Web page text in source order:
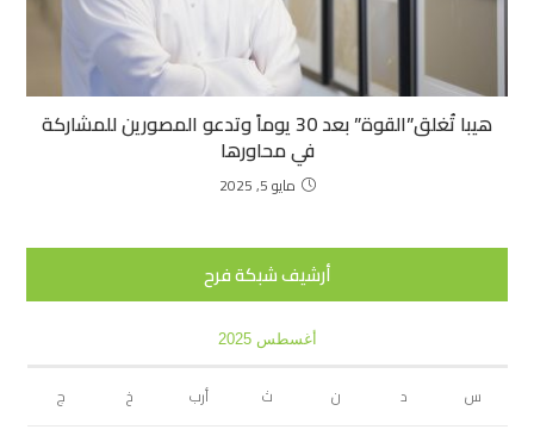
هيبا تُغلق”القوة” بعد 30 يوماً وتدعو المصورين للمشاركة
في محاورها
مايو 5, 2025
أرشيف شبكة فرح
أغسطس 2025
س د ن ث أرب خ
ج